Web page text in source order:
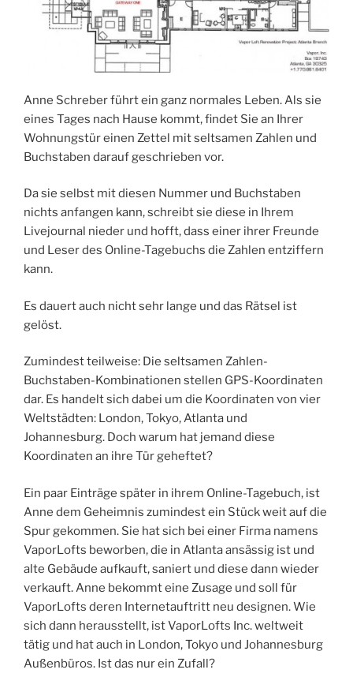
Anne Schreber führt ein ganz normales Leben. Als sie
eines Tages nach Hause kommt, findet Sie an Ihrer
Wohnungstür einen Zettel mit seltsamen Zahlen und
Buchstaben darauf geschrieben vor.
Da sie selbst mit diesen Nummer und Buchstaben
nichts anfangen kann, schreibt sie diese in Ihrem
Livejournal nieder und hofft, dass einer ihrer Freunde
und Leser des Online-Tagebuchs die Zahlen entziffern
kann.
Es dauert auch nicht sehr lange und das Rätsel ist
gelöst.
Zumindest teilweise: Die seltsamen Zahlen-
Buchstaben-Kombinationen stellen GPS-Koordinaten
dar. Es handelt sich dabei um die Koordinaten von vier
Weltstädten: London, Tokyo, Atlanta und
Johannesburg. Doch warum hat jemand diese
Koordinaten an ihre Tür geheftet?
Ein paar Einträge später in ihrem Online-Tagebuch, ist
Anne dem Geheimnis zumindest ein Stück weit auf die
Spur gekommen. Sie hat sich bei einer Firma namens
VaporLofts beworben, die in Atlanta ansässig ist und
alte Gebäude aufkauft, saniert und diese dann wieder
verkauft. Anne bekommt eine Zusage und soll für
VaporLofts deren Internetauftritt neu designen. Wie
sich dann herausstellt, ist VaporLofts Inc. weltweit
tätig und hat auch in London, Tokyo und Johannesburg
Außenbüros. Ist das nur ein Zufall?